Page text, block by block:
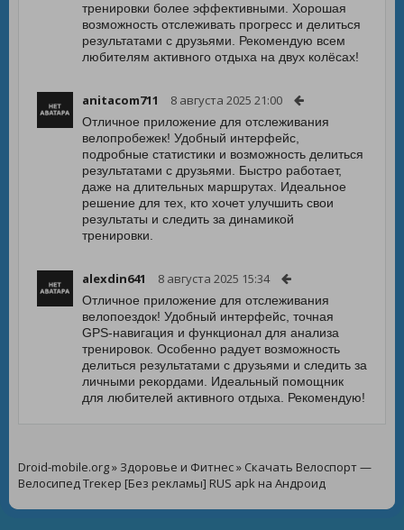
тренировки более эффективными. Хорошая
возможность отслеживать прогресс и делиться
результатами с друзьями. Рекомендую всем
любителям активного отдыха на двух колёсах!
anitacom711 8 августа 2025 21:00
Отличное приложение для отслеживания
велопробежек! Удобный интерфейс,
подробные статистики и возможность делиться
результатами с друзьями. Быстро работает,
даже на длительных маршрутах. Идеальное
решение для тех, кто хочет улучшить свои
результаты и следить за динамикой
тренировки.
alexdin641 8 августа 2025 15:34
Отличное приложение для отслеживания
велопоездок! Удобный интерфейс, точная
GPS-навигация и функционал для анализа
тренировок. Особенно радует возможность
делиться результатами с друзьями и следить за
личными рекордами. Идеальный помощник
для любителей активного отдыха. Рекомендую!
Droid-mobile.org» Здоровье и Фитнес» Скачать Велоспорт —
Велосипед Trекер [Без рекламы] RUS apk на Андроид